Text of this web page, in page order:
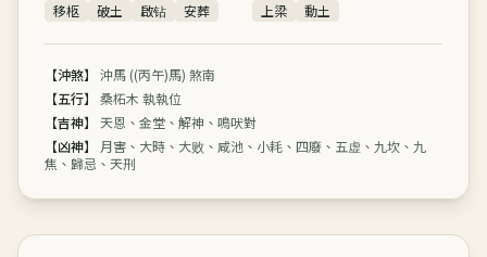
移柩
破土 啟钻 安葬
上梁
動土
【沖煞】 沖馬 ((丙午)馬) 煞南
【五行】 桑柘木 執執位
【吉神】
天恩、金堂、解神、鳴吠對
【凶神】
月害、大時、大败、咸池、小耗、四廢、五虚、九坎、九
焦、歸忌、天刑